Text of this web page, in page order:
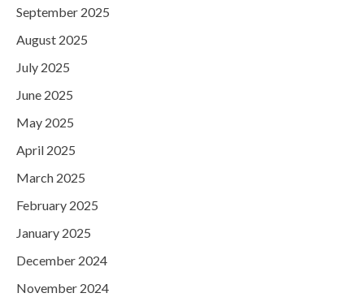
September 2025
August 2025
July 2025
June 2025
May 2025
April 2025
March 2025
February 2025
January 2025
December 2024
November 2024